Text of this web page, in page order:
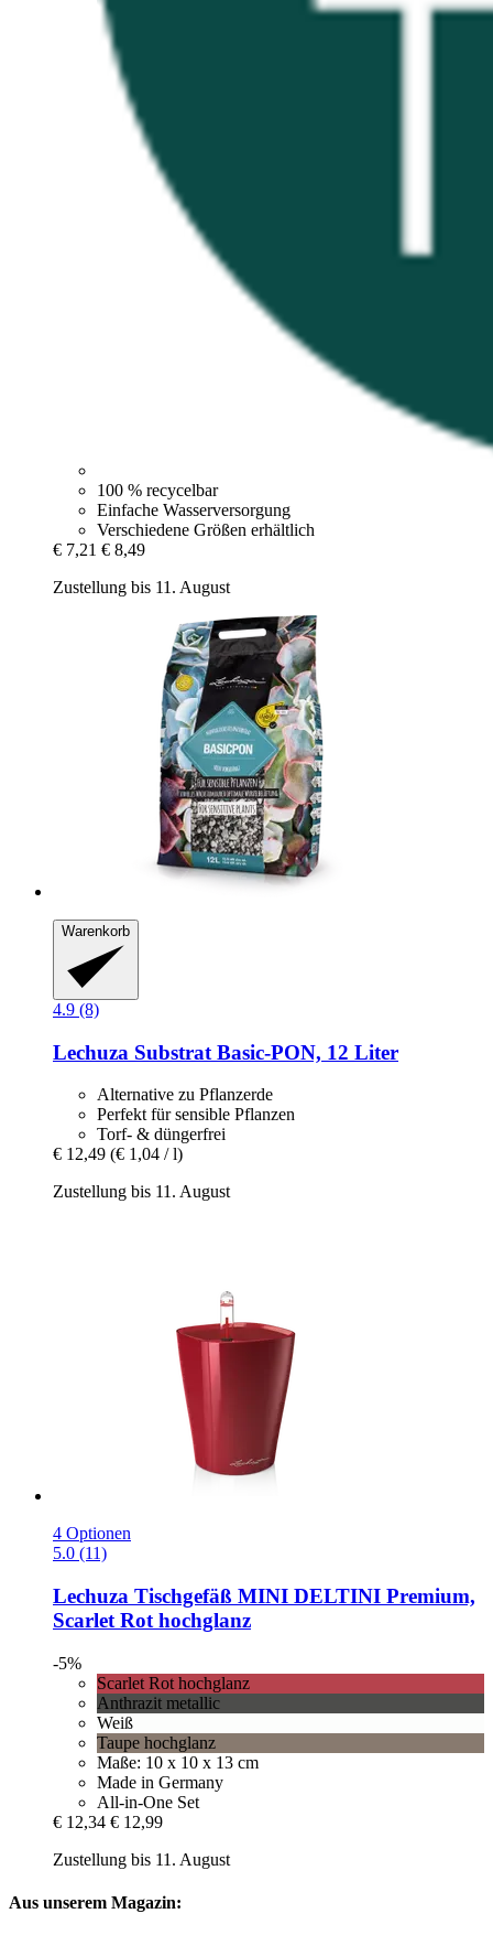
100 % recycelbar
Einfache Wasserversorgung
Verschiedene Größen erhältlich
€ 7,21 € 8,49
Zustellung bis 11. August
Warenkorb
4.9 (8)
Lechuza Substrat Basic-​PON, 12 Liter
Alternative zu Pflanzerde
Perfekt für sensible Pflanzen
Torf- & düngerfrei
€ 12,49 (€ 1,04 / l)
Zustellung bis 11. August
4 Optionen
5.0 (11)
Lechuza Tischgefäß MINI DELTINI Premium,
Scarlet Rot hochglanz
-5%
Scarlet Rot hochglanz
Anthrazit metallic
Weiß
Taupe hochglanz
Maße: 10 x 10 x 13 cm
Made in Germany
All-in-One Set
€ 12,34 € 12,99
Zustellung bis 11. August
Aus unserem Magazin: